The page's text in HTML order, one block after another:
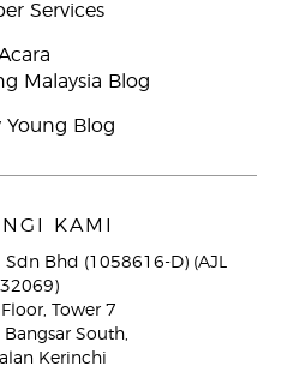
Services
Malaysia Blog
Young Blog
KAMI
Sdn Bhd (1058616-D) (AJL
Tower 7
Bangsar South,
Kerinchi